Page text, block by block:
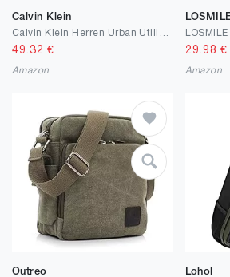
Calvin Klein
49.32 €
Amazon
29.98 €
Amazon
Outreo
Lohol